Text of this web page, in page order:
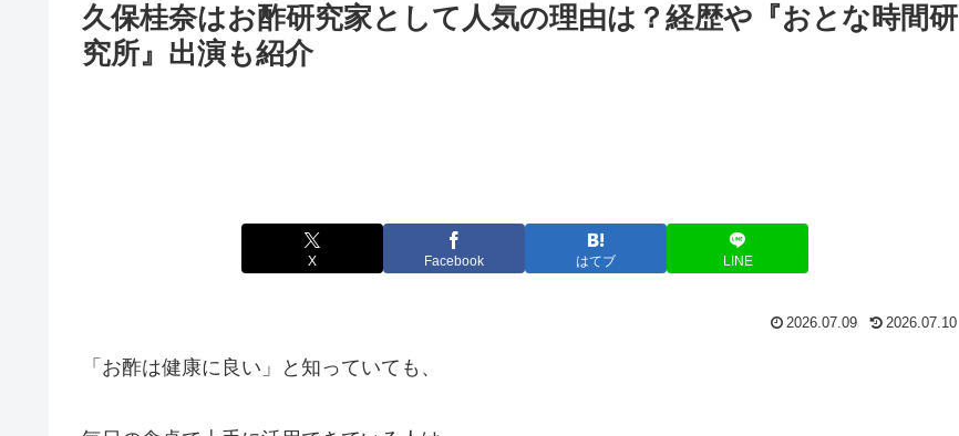
久保桂奈はお酢研究家として人気の理由は？経歴や『おとな時間研
究所』出演も紹介
X Facebook はてブ LINE
2026.07.09 2026.07.10
「お酢は健康に良い」と知っていても、